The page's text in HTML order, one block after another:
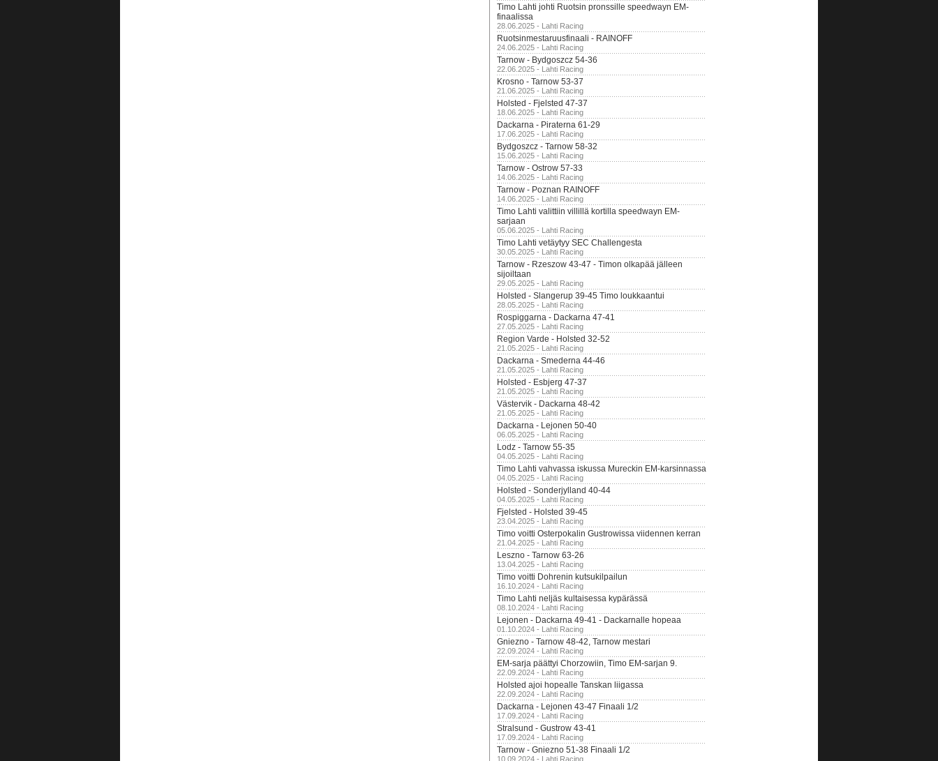
Timo Lahti johti Ruotsin pronssille speedwayn EM-
finaalissa
28.06.2025 - Lahti Racing
Ruotsinmestaruusfinaali - RAINOFF
24.06.2025 - Lahti Racing
Tarnow - Bydgoszcz 54-36
22.06.2025 - Lahti Racing
Krosno - Tarnow 53-37
21.06.2025 - Lahti Racing
Holsted - Fjelsted 47-37
18.06.2025 - Lahti Racing
Dackarna - Piraterna 61-29
17.06.2025 - Lahti Racing
Bydgoszcz - Tarnow 58-32
15.06.2025 - Lahti Racing
Tarnow - Ostrow 57-33
14.06.2025 - Lahti Racing
Tarnow - Poznan RAINOFF
14.06.2025 - Lahti Racing
Timo Lahti valittiin villillä kortilla speedwayn EM-
sarjaan
05.06.2025 - Lahti Racing
Timo Lahti vetäytyy SEC Challengesta
30.05.2025 - Lahti Racing
Tarnow - Rzeszow 43-47 - Timon olkapää jälleen
sijoiltaan
29.05.2025 - Lahti Racing
Holsted - Slangerup 39-45 Timo loukkaantui
28.05.2025 - Lahti Racing
Rospiggarna - Dackarna 47-41
27.05.2025 - Lahti Racing
Region Varde - Holsted 32-52
21.05.2025 - Lahti Racing
Dackarna - Smederna 44-46
21.05.2025 - Lahti Racing
Holsted - Esbjerg 47-37
21.05.2025 - Lahti Racing
Västervik - Dackarna 48-42
21.05.2025 - Lahti Racing
Dackarna - Lejonen 50-40
06.05.2025 - Lahti Racing
Lodz - Tarnow 55-35
04.05.2025 - Lahti Racing
Timo Lahti vahvassa iskussa Mureckin EM-karsinnassa
04.05.2025 - Lahti Racing
Holsted - Sonderjylland 40-44
04.05.2025 - Lahti Racing
Fjelsted - Holsted 39-45
23.04.2025 - Lahti Racing
Timo voitti Osterpokalin Gustrowissa viidennen kerran
21.04.2025 - Lahti Racing
Leszno - Tarnow 63-26
13.04.2025 - Lahti Racing
Timo voitti Dohrenin kutsukilpailun
16.10.2024 - Lahti Racing
Timo Lahti neljäs kultaisessa kypärässä
08.10.2024 - Lahti Racing
Lejonen - Dackarna 49-41 - Dackarnalle hopeaa
01.10.2024 - Lahti Racing
Gniezno - Tarnow 48-42, Tarnow mestari
22.09.2024 - Lahti Racing
EM-sarja päättyi Chorzowiin, Timo EM-sarjan 9.
22.09.2024 - Lahti Racing
Holsted ajoi hopealle Tanskan liigassa
22.09.2024 - Lahti Racing
Dackarna - Lejonen 43-47 Finaali 1/2
17.09.2024 - Lahti Racing
Stralsund - Gustrow 43-41
17.09.2024 - Lahti Racing
Tarnow - Gniezno 51-38 Finaali 1/2
10.09.2024 - Lahti Racing